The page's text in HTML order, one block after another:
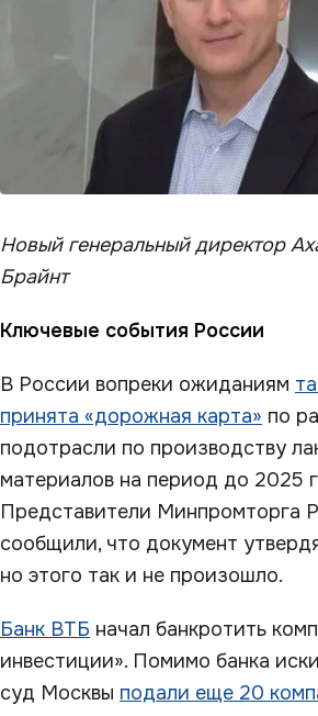
Новый генеральный директор
Брайнт
Ключевые события России
В России вопреки ожиданиям
принята «дорожная карта» по
подотрасли по производству
материалов на период до 2025
Представители Минпромторга
сообщили, что документ
но этого так и не произошло.
Банк ВТБ начал банкротить
инвестиции». Помимо банка
суд Москвы подали еще 20